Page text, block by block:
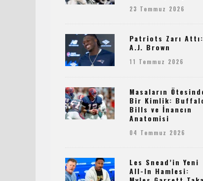
23 Temmuz 2026
Patriots Zarı Attı:
A.J. Brown
11 Temmuz 2026
Masaların
Bir Kimlik:
Bills ve İnancın
Anatomisi
04 Temmuz 2026
Les Snead’in Yeni
All-In Hamlesi: